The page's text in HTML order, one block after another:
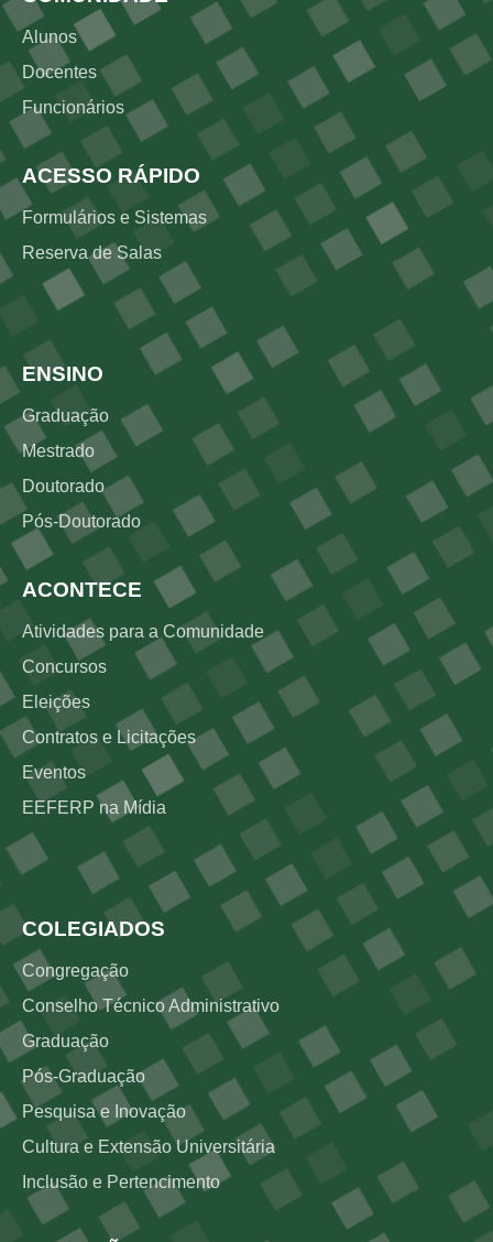
Alunos
Docentes
Funcionários
ACESSO RÁPIDO
Formulários e Sistemas
Reserva de Salas
Rodapé 2
ENSINO
Graduação
Mestrado
Doutorado
Pós-Doutorado
ACONTECE
Atividades para a Comunidade
Concursos
Eleições
Contratos e Licitações
Eventos
EEFERP na Mídia
Rodapé 3
COLEGIADOS
Congregação
Conselho Técnico Administrativo
Graduação
Pós-Graduação
Pesquisa e Inovação
Cultura e Extensão Universitária
Inclusão e Pertencimento